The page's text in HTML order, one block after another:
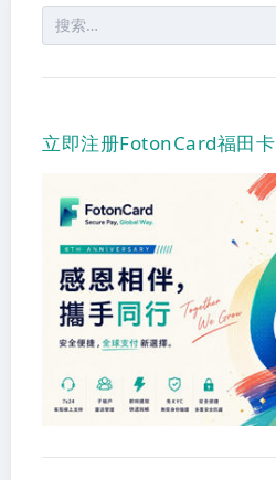
索：
立即注册FotonCard福田卡